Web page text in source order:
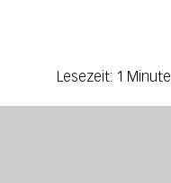
Lesezeit: 1 Minute